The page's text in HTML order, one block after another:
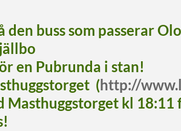
buss som passerar
en Pubrunda i stan!
(http://
Masthuggstorget kl